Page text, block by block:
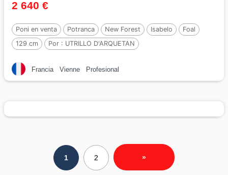
2 640 €
Poni en venta Potranca New Forest Isabelo
Foal
129 cm
Por : UTRILLO D'ARQUETAN
Francia Vienne Profesional
1 2 »